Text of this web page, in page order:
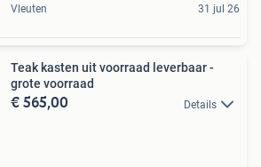
Vleuten 31 jul 26
Teak kasten uit voorraad leverbaar -
grote voorraad
€ 565,00 Details